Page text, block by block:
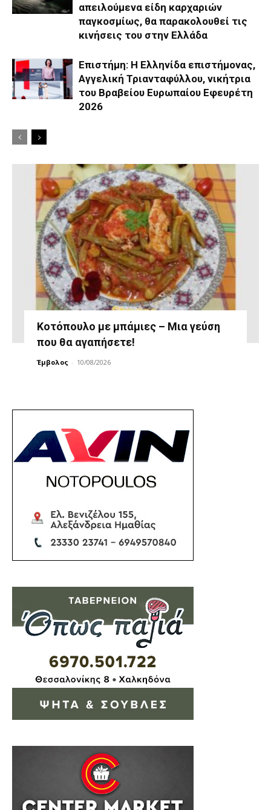
απειλούμενα είδη καρχαριών
παγκοσμίως, θα παρακολουθεί τις
κινήσεις του στην Ελλάδα
Επιστήμη: Η Ελληνίδα επιστήμονας,
Αγγελική Τριανταφύλλου, νικήτρια
του Βραβείου Ευρωπαίου Εφευρέτη
2026
Κοτόπουλο με μπάμιες – Μια γεύση
που θα αγαπήσετε!
Έμβολος - 10/08/2026